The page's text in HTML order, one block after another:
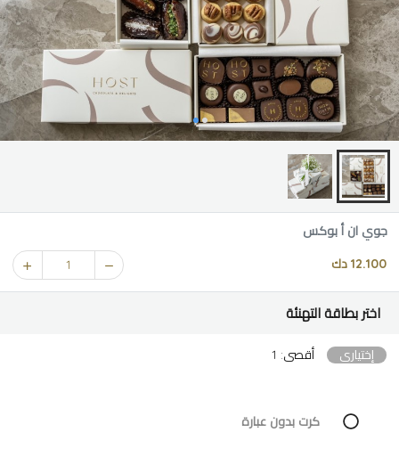
جوي ان أ بوكس
12.100 دك 1
اختر بطاقة التهنئة
إختياري أقصى: 1
كرت بدون عبارة